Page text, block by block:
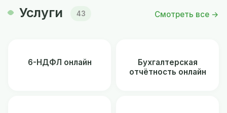
Услуги 43 Смотреть все →
6-НДФЛ онлайн
Бухгалтерская
отчётность онлайн